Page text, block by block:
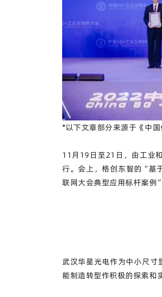
*以下文章部分来源于《中国
11月19日至21日，由工业
行。会上，格创东智的“基
联网大会典型应用标杆案例”
武汉华星光电作为中小尺寸
能制造转型作积极的探索和